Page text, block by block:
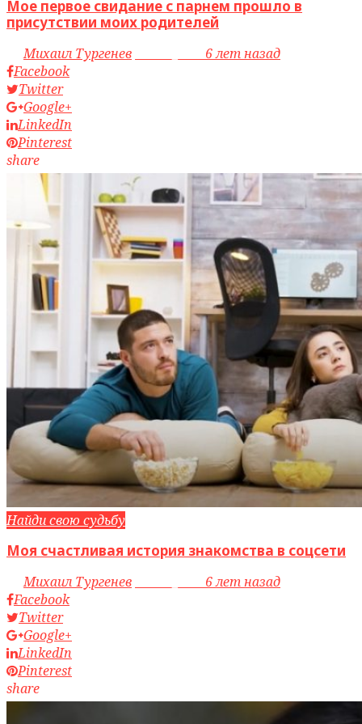
Мое первое свидание с парнем прошло в
присутствии моих родителей
byМихаил Тургенев
6 лет назад
Facebook
Twitter
Google+
LinkedIn
Pinterest
share
Найди свою судьбу
Моя счастливая история знакомства в соцсети
byМихаил Тургенев
6 лет назад
Facebook
Twitter
Google+
LinkedIn
Pinterest
share